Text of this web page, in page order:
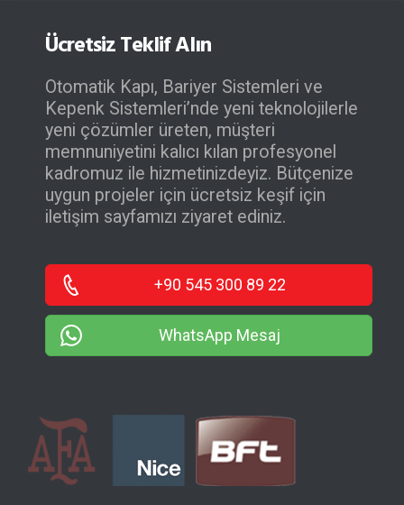
Ücretsiz Teklif Alın
Otomatik Kapı, Bariyer Sistemleri ve
Kepenk Sistemleri’nde yeni teknolojilerle
yeni çözümler üreten, müşteri
memnuniyetini kalıcı kılan profesyonel
kadromuz ile hizmetinizdeyiz. Bütçenize
uygun projeler için ücretsiz keşif için
iletişim sayfamızı ziyaret ediniz.
+90 545 300 89 22
WhatsApp Mesaj